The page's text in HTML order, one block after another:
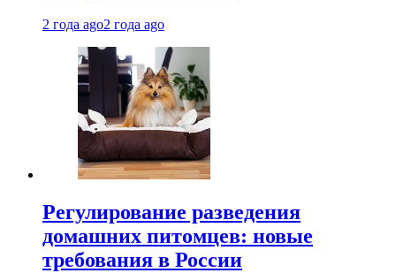
2 года ago2 года ago
Регулирование разведения
домашних питомцев: новые
требования в России